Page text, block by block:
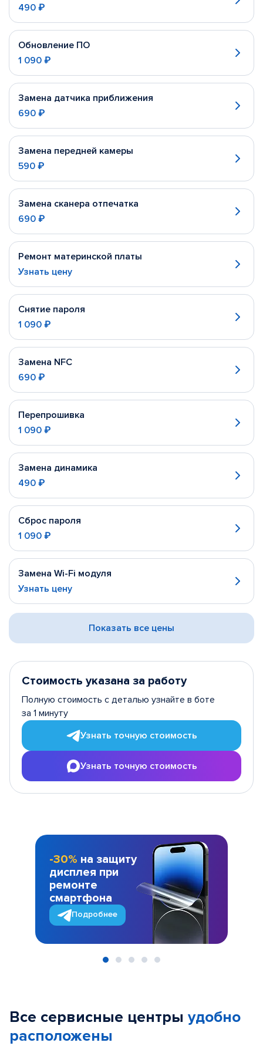
490 ₽
Обновление ПО
1 090 ₽
Замена датчика приближения
690 ₽
Замена передней камеры
590 ₽
Замена сканера отпечатка
690 ₽
Ремонт материнской платы
Узнать цену
Снятие пароля
1 090 ₽
Замена NFC
690 ₽
Перепрошивка
1 090 ₽
Замена динамика
490 ₽
Сброс пароля
1 090 ₽
Замена Wi-Fi модуля
Узнать цену
Показать все цены
Стоимость указана за работу
Полную стоимость с деталью узнайте в боте
за 1 минуту
Узнать точную стоимость
Узнать точную стоимость
-30% на защиту
дисплея при
ремонте
смартфона
Подробнее
Все сервисные центры удобно
расположены